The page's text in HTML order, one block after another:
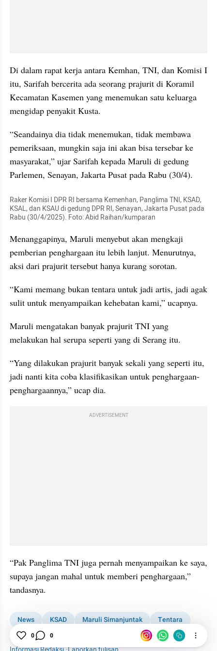
Di dalam rapat kerja antara Kemhan, TNI, dan Komisi I
itu, Sarifah bercerita ada seorang prajurit di Koramil
Kecamatan Kasemen yang menemukan satu keluarga
mengidap penyakit Kusta.
“Seandainya dia tidak menemukan, tidak membawa
pemeriksaan, mungkin saja ini akan bisa tersebar ke
masyarakat,” ujar Sarifah kepada Maruli di gedung
Parlemen, Senayan, Jakarta Pusat pada Rabu (30/4).
Raker Komisi I DPR RI bersama Kemenhan, Panglima TNI, KSAD,
KSAL, dan KSAU di gedung DPR RI, Senayan, Jakarta Pusat pada
Rabu (30/4/2025). Foto: Abid Raihan/kumparan
Menanggapinya, Maruli menyebut akan mengkaji
pemberian penghargaan itu lebih lanjut. Menurutnya,
aksi dari prajurit tersebut hanya kurang sorotan.
“Kami memang bukan tentara untuk jadi artis, jadi agak
sulit untuk menyampaikan kehebatan kami,” ucapnya.
Maruli mengatakan banyak prajurit TNI yang
melakukan hal serupa seperti yang di Serang itu.
“Yang dilakukan prajurit banyak sekali yang seperti itu,
jadi nanti kita coba klasifikasikan untuk penghargaan-
penghargaannya,” ucap dia.
ADVERTISEMENT
“Pak Panglima TNI juga pernah menyampaikan ke saya,
supaya jangan mahal untuk memberi penghargaan,”
tandasnya.
News KSAD Maruli Simanjuntak
Tentara
Artis0 0